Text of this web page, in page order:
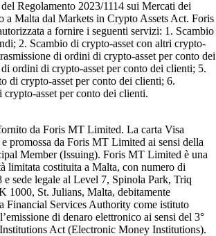
Regolamento 2023/1114 sui Mercati dei
a Malta dal Markets in Crypto Assets Act. Foris
a fornire i seguenti servizi: 1. Scambio
2. Scambio di crypto-asset con altri crypto-
di ordini di crypto-asset per conto dei
ordini di crypto-asset per conto dei clienti; 5.
di crypto-asset per conto dei clienti; 6.
crypto-asset per conto dei clienti.
da Foris MT Limited. La carta Visa
e promossa da Foris MT Limited ai sensi della
Member (Issuing). Foris MT Limited è una
limitata costituita a Malta, con numero di
e sede legale al Level 7, Spinola Park, Triq
1000, St. Julians, Malta, debitamente
Financial Services Authority come istituto
di denaro elettronico ai sensi del 3°
Act (Electronic Money Institutions).